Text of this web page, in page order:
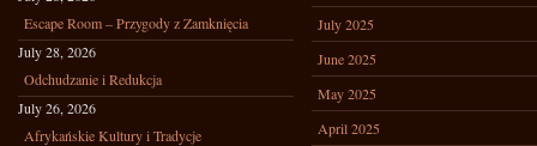
Escape Room – Przygody z Zamknięcia
July 28, 2026
Odchudzanie i Redukcja
July 26, 2026
Afrykańskie Kultury i Tradycje
July 2025
June 2025
May 2025
April 2025